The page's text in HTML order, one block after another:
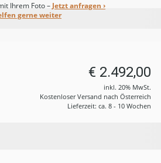
Ihrem Foto – Jetzt anfragen ›
gerne weiter
€ 2.492,00
inkl. 20% MwSt.
Kostenloser Versand nach Österreich
Lieferzeit: ca. 8 - 10 Wochen